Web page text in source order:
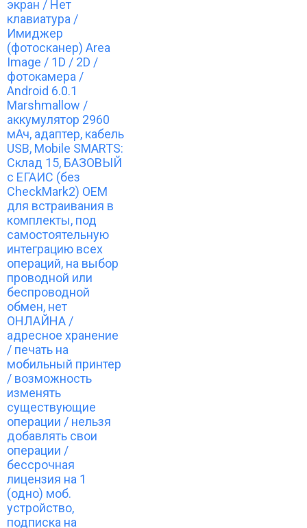
экран / Нет
клавиатура /
Имиджер
(фотосканер) Area
Image / 1D / 2D /
фотокамера /
Android 6.0.1
Marshmallow /
аккумулятор 2960
мАч, адаптер, кабель
USB, Mobile SMARTS:
Склад 15, БАЗОВЫЙ
с ЕГАИС (без
CheckMark2) OEM
для встраивания в
комплекты, под
самостоятельную
интеграцию всех
операций, на выбор
проводной или
беспроводной
обмен, нет
ОНЛАЙНА /
адресное хранение
/ печать на
мобильный принтер
/ возможность
изменять
существующие
операции / нельзя
добавлять свои
операции /
бессрочная
лицензия на 1
(одно) моб.
устройство,
подписка на